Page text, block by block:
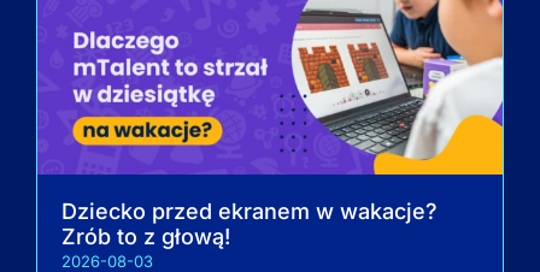
Dziecko przed ekranem w wakacje?
Zrób to z głową!
2026-08-03